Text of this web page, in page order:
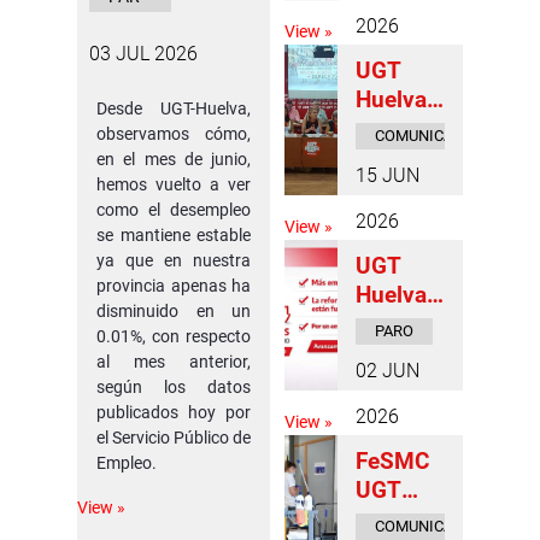
03 JUL 2026
Desde UGT-Huelva,
observamos cómo,
en el mes de junio,
hemos vuelto a ver
como el desempleo
se mantiene estable
ya que en nuestra
provincia apenas ha
disminuido en un
0.01%, con respecto
al mes anterior,
según los datos
publicados hoy por
el Servicio Público de
Empleo.
View »
ad y la
en las
jornada
“Hablan
desde la
Libertad
”
2026
View »
UGT
Huelva
celebra
Comité
Constitu
fija las
líneas
estratég
icas
próximo
periodo.
COMUNICADOS
15 JUN
2026
View »
UGT
Huelva
valora la
del paro
en mayo
destaca
el
impacto
PARO
02 JUN
2026
View »
FeSMC
UGT
Huelva
COMUNICADOS